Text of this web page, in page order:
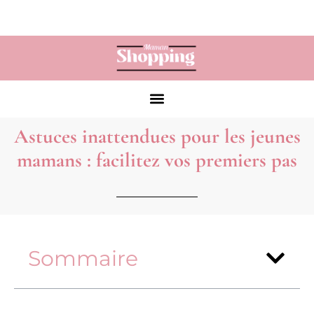
Astuces inattendues pour les jeunes
mamans : facilitez vos premiers pas
Sommaire